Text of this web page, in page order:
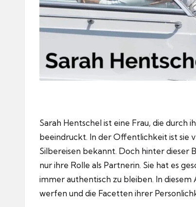
Sarah Hentschel ist eine Frau, die durch
beeindruckt. In der Offentlichkeit ist sie
Silbereisen bekannt. Doch hinter dieser
nur ihre Rolle als Partnerin. Sie hat es
immer authentisch zu bleiben. In
werfen und die Facetten ihrer